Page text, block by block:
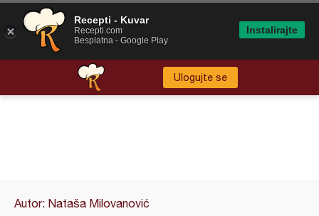
Ulogujte se
Autor: Nataša Milovanović
Recepti - Kuvar
Recepti.com
Besplatna - Google Play
Instalirajte